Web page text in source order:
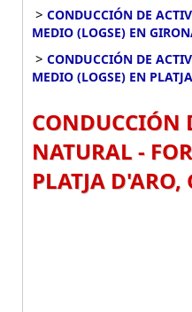
> CONDUCCIÓN DE
MEDIO (LOGSE) EN
> CONDUCCIÓN DE
MEDIO (LOGSE) EN
CONDUCCIÓN
NATURAL -
PLATJA